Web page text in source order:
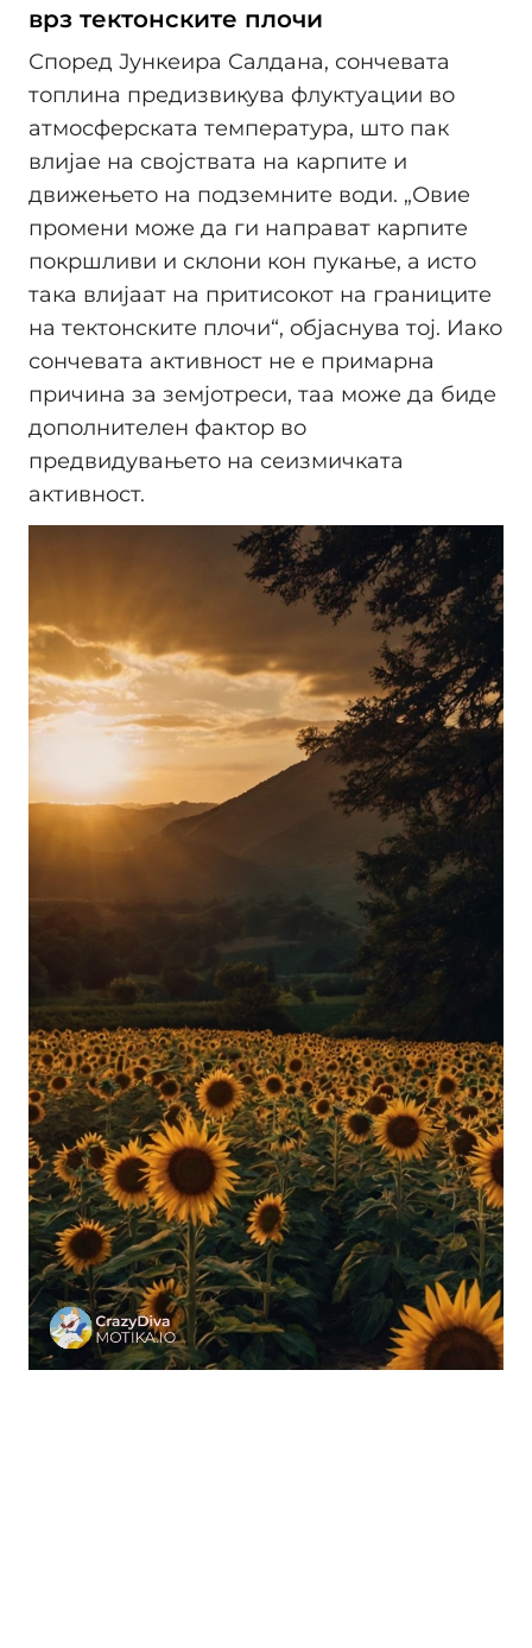
врз тектонските плочи
Според Јункеира Салдана, сончевата
топлина предизвикува флуктуации во
атмосферската температура, што пак
влијае на својствата на карпите и
движењето на подземните води. „Овие
промени може да ги направат карпите
покршливи и склони кон пукање, а исто
така влијаат на притисокот на границите
на тектонските плочи“, објаснува тој. Иако
сончевата активност не е примарна
причина за земјотреси, таа може да биде
дополнителен фактор во
предвидувањето на сеизмичката
активност.